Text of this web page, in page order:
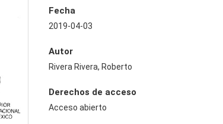
Fecha
2019-04-03
Autor
Rivera Rivera, Roberto
Derechos de acceso
Acceso abierto